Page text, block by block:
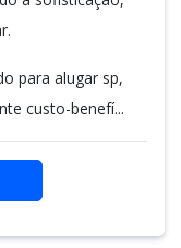
para alugar sp,
custo-benefí...